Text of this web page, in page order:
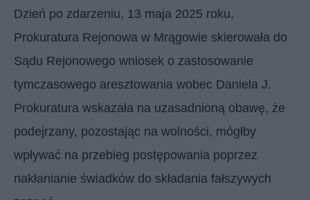
Dzień po zdarzeniu, 13 maja 2025 roku,
Prokuratura Rejonowa w Mrągowie skierowała do
Sądu Rejonowego wniosek o zastosowanie
tymczasowego aresztowania wobec Daniela J.
Prokuratura wskazała na uzasadnioną obawę, że
podejrzany, pozostając na wolności, mógłby
wpływać na przebieg postępowania poprzez
nakłanianie świadków do składania fałszywych